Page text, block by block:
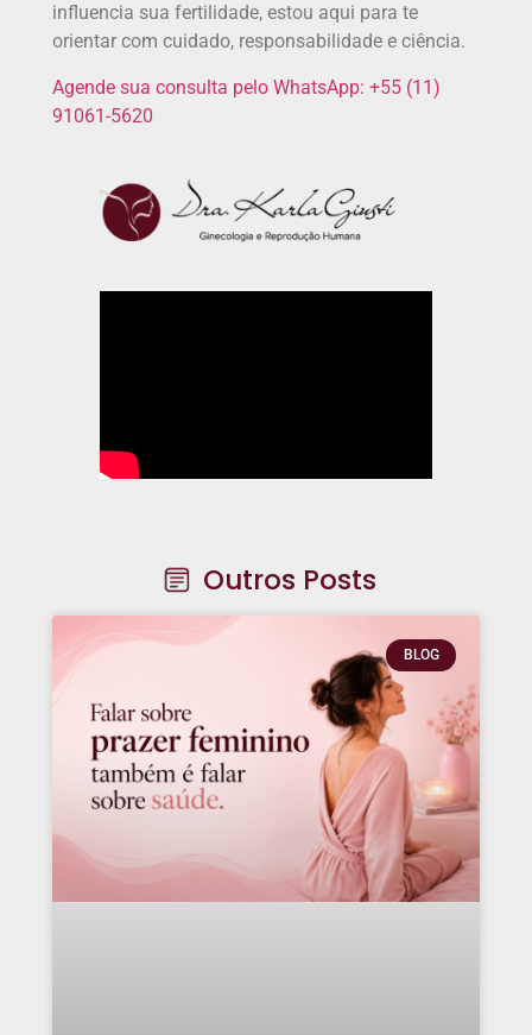
influencia sua fertilidade, estou aqui para te
orientar com cuidado, responsabilidade e ciência.
Agende sua consulta pelo WhatsApp: +55 (11)
91061-5620
Outros Posts
BLOG